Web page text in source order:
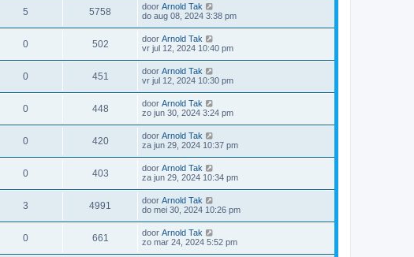
5 5758 door Arnold Tak
do aug 08, 2024 3:38 pm
0 502 door Arnold Tak
vr jul 12, 2024 10:40 pm
0 451 door Arnold Tak
vr jul 12, 2024 10:30 pm
0 448 door Arnold Tak
zo jun 30, 2024 3:24 pm
0 420 door Arnold Tak
za jun 29, 2024 10:37 pm
0 403 door Arnold Tak
za jun 29, 2024 10:34 pm
3 4991 door Arnold Tak
do mei 30, 2024 10:26 pm
0 661 door Arnold Tak
zo mar 24, 2024 5:52 pm